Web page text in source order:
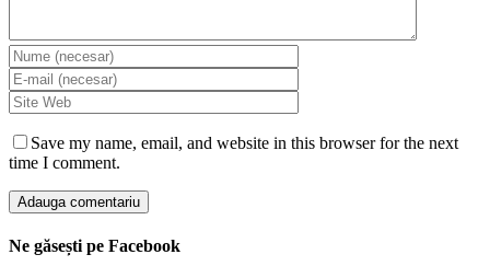
Save my name, email, and website in this browser for the next
time I comment.
Ne găsești pe Facebook